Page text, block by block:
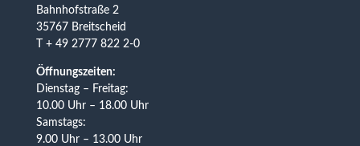
Bahnhofstraße 2
35767 Breitscheid
T + 49 2777 822 2-0
Öffnungszeiten:
Dienstag – Freitag:
10.00 Uhr – 18.00 Uhr
Samstags:
9.00 Uhr – 13.00 Uhr